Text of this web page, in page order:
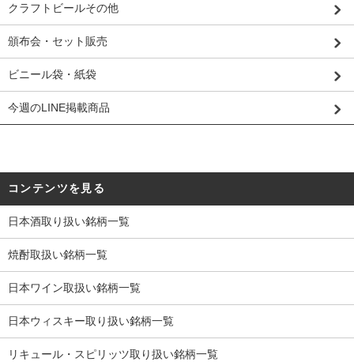
クラフトビールその他
頒布会・セット販売
ビニール袋・紙袋
今週のLINE掲載商品
コンテンツを見る
日本酒取り扱い銘柄一覧
焼酎取扱い銘柄一覧
日本ワイン取扱い銘柄一覧
日本ウィスキー取り扱い銘柄一覧
リキュール・スピリッツ取り扱い銘柄一覧